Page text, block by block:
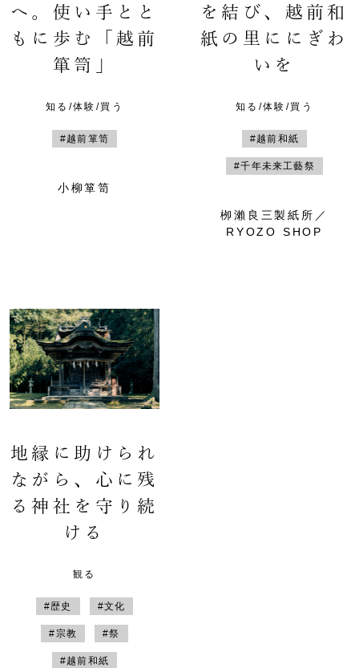
へ。使い手とと
もに歩む「越前
箪笥」
知る/体験/買う
#越前箪笥
小柳箪笥
を結び、越前和
紙の里ににぎわ
いを
知る/体験/買う
#越前和紙
#千年未来工藝祭
栁瀨良三製紙所／
RYOZO SHOP
地縁に助けられ
ながら、心に残
る神社を守り続
ける
観る
#歴史 #文化
#宗教 #祭
#越前和紙